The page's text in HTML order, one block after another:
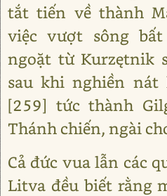
tắt tiến về thành
việc vượt sông
ngoặt từ Kurzętnik
sau khi nghiền nát
[259] tức thành
Thánh chiến, ngài
Cả đức vua lẫn các
Litva đều biết rằng